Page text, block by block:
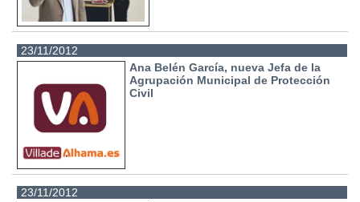
23/11/2012
Ana Belén García, nueva Jefa de la
Agrupación Municipal de Protección
Civil
23/11/2012